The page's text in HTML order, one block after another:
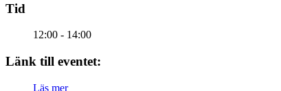
Tid
12:00 - 14:00
Länk till eventet:
Läs mer